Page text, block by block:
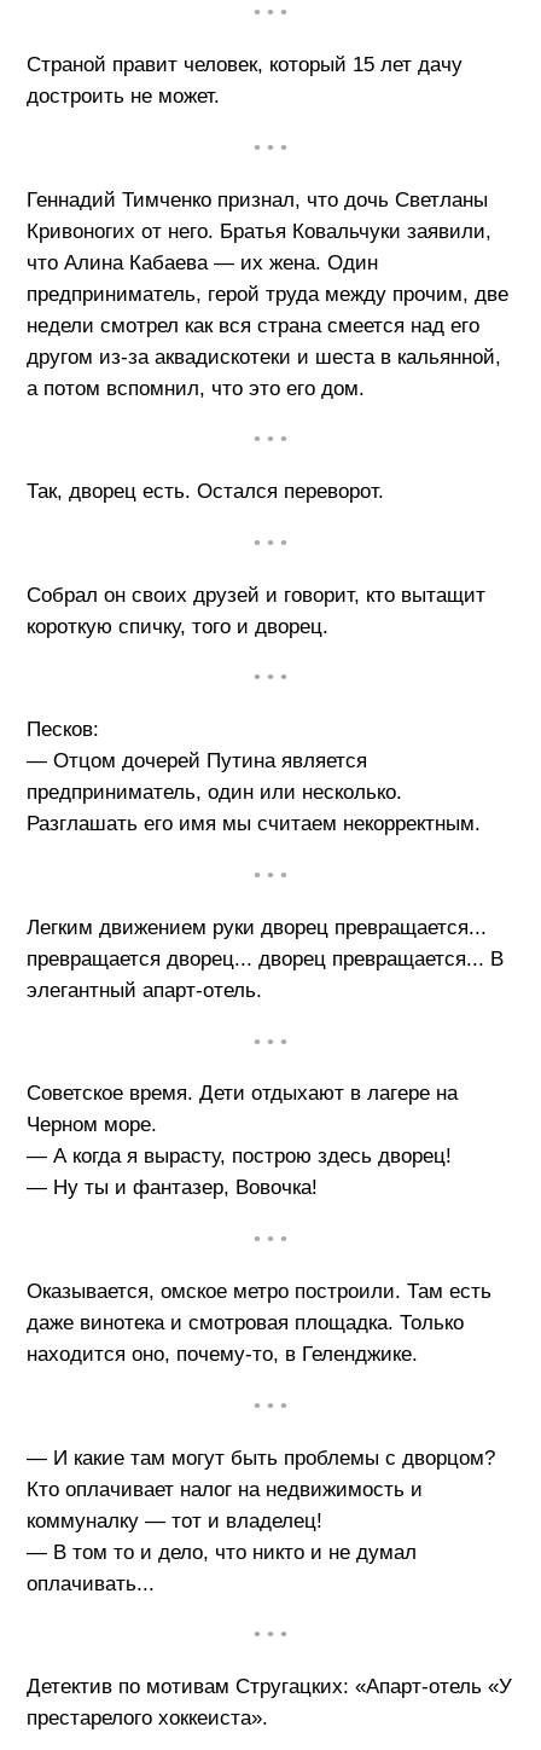
• • •
Страной правит человек, который 15 лет дачу
достроить не может.
• • •
Геннадий Тимченко признал, что дочь Светланы
Кривоногих от него. Братья Ковальчуки заявили,
что Алина Кабаева — их жена. Один
предприниматель, герой труда между прочим, две
недели смотрел как вся страна смеется над его
другом из-за аквадискотеки и шеста в кальянной,
а потом вспомнил, что это его дом.
• • •
Так, дворец есть. Остался переворот.
• • •
Собрал он своих друзей и говорит, кто вытащит
короткую спичку, того и дворец.
• • •
Песков:
— Отцом дочерей Путина является
предприниматель, один или несколько.
Разглашать его имя мы считаем некорректным.
• • •
Легким движением руки дворец превращается...
превращается дворец... дворец превращается... В
элегантный апарт-отель.
• • •
Советское время. Дети отдыхают в лагере на
Черном море.
— А когда я вырасту, построю здесь дворец!
— Ну ты и фантазер, Вовочка!
• • •
Оказывается, омское метро построили. Там есть
даже винотека и смотровая площадка. Только
находится оно, почему-то, в Геленджике.
• • •
— И какие там могут быть проблемы с дворцом?
Кто оплачивает налог на недвижимость и
коммуналку — тот и владелец!
— В том то и дело, что никто и не думал
оплачивать...
• • •
Детектив по мотивам Стругацких: «Апарт-отель «У
престарелого хоккеиста».